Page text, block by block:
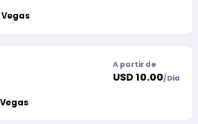
Vegas
A partir de
USD 10.00/Dia